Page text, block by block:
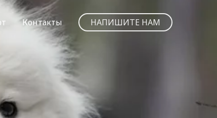
Контакты НАПИШИТЕ НАМ